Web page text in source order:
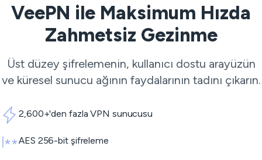
VeePN ile Maksimum Hızda
Zahmetsiz Gezinme
Üst düzey şifrelemenin, kullanıcı dostu arayüzün
ve küresel sunucu ağının faydalarının tadını çıkarın.
2,600+'den fazla VPN sunucusu
AES 256-bit şifreleme